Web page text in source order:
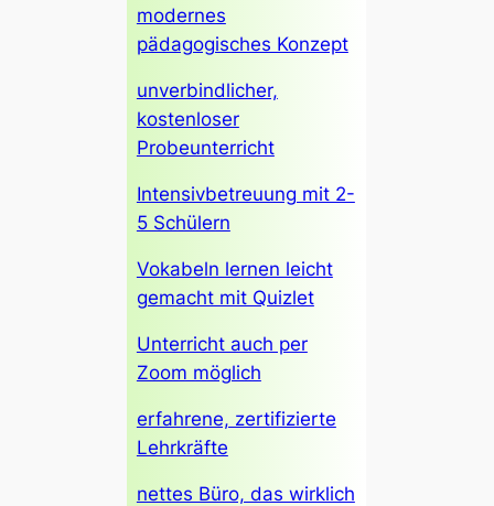
modernes
pädagogisches Konzept
unverbindlicher,
kostenloser
Probeunterricht
Intensivbetreuung mit 2-
5 Schülern
Vokabeln lernen leicht
gemacht mit Quizlet
Unterricht auch per
Zoom möglich
erfahrene, zertifizierte
Lehrkräfte
nettes Büro, das wirklich